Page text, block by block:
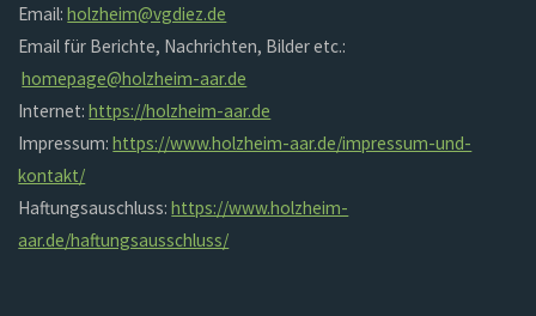
Email:holzheim@vgdiez.de
Email für Berichte, Nachrichten, Bilder etc.:
homepage@holzheim-aar.de
Internet:https://holzheim-aar.de
Impressum:https://www.holzheim-aar.de/impressum-und-
kontakt/
Haftungsauschluss:https://www.holzheim-
aar.de/haftungsausschluss/